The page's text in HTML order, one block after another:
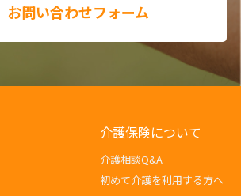
お問い合わせフォーム
介護保険について
介護相談Q&A
初めて介護を利用する方へ